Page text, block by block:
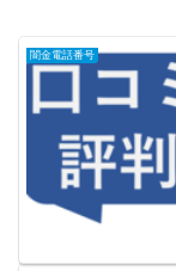
闇金電話番号